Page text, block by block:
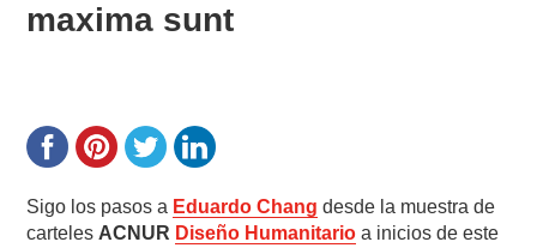
maxima sunt
Sigo los pasos a Eduardo Chang desde la muestra de
carteles ACNUR Diseño Humanitario a inicios de este